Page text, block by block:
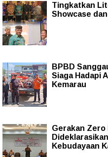
Tingkatkan
Showcase
BPBD
Siaga Hadapi
Kemarau
Gerakan Zero
Kebudayaan